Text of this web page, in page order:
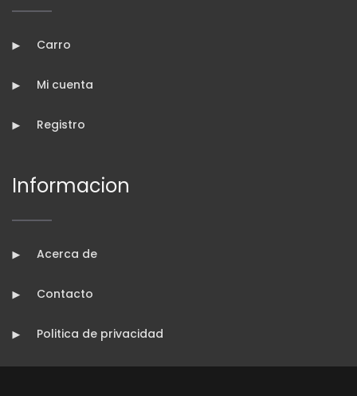
Carro
Mi cuenta
Registro
Informacion
Acerca de
Contacto
Politica de privacidad